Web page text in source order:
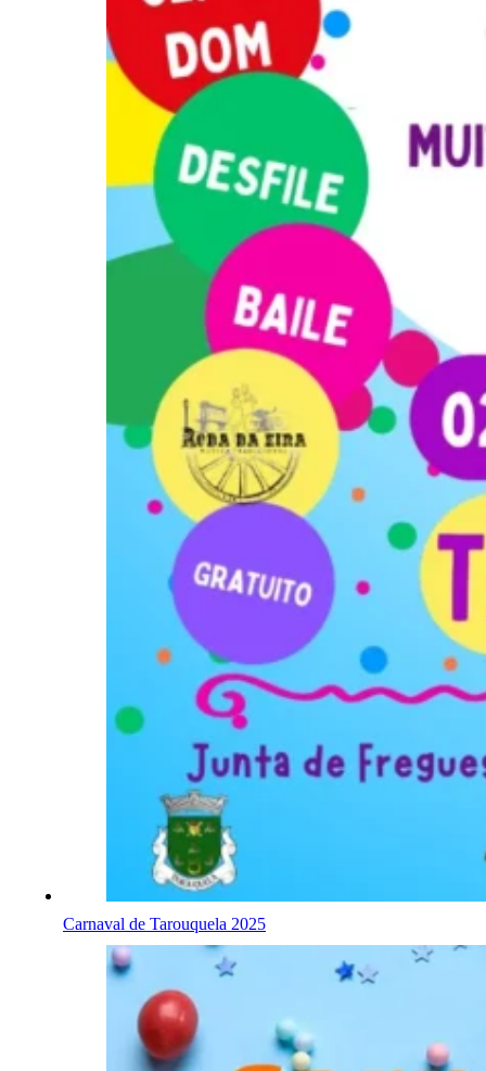
Carnaval de Tarouquela 2025